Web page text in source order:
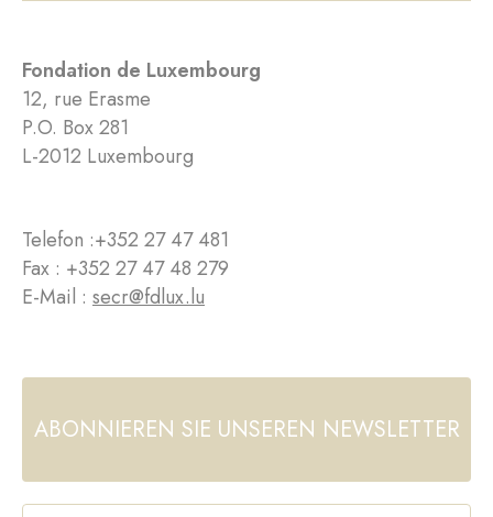
Fondation de Luxembourg
12, rue Erasme
P.O. Box 281
L-2012 Luxembourg
Telefon :+352 27 47 481
Fax : +352 27 47 48 279
E-Mail : secr@fdlux.lu
ABONNIEREN SIE UNSEREN NEWSLETTER